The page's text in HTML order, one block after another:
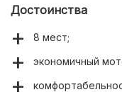
Достоинства
8 мест;
экономичный